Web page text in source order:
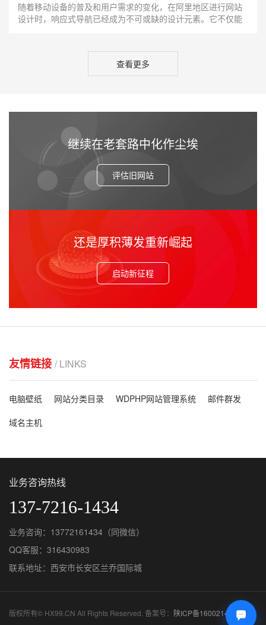
随着移动设备的普及和用户需求的变化，在阿里地区进行网站
设计时，响应式导航已经成为不可或缺的设计元素。它不仅能
查看更多
继续在老套路中化作尘埃
评估旧网站
还是厚积薄发重新崛起
启动新征程
友情链接 / LINKS
电脑壁纸 网站分类目录 WDPHP网站管理系统
邮件群发
域名主机
业务咨询热线
137-7216-1434
业务咨询：13772161434（同微信）
QQ客服： 316430983
联系地址：西安市长安区兰乔国际城
版权所有© HX99.CN All Rights Reserved. 备案号： 陕ICP备16002142号-9